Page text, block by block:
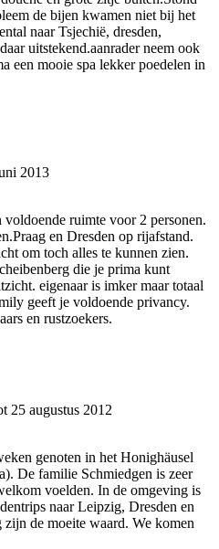
de bijen kwamen niet bij het
naar Tsjechië, dresden,
uitstekend.aanrader neem ook
een mooie spa lekker poedelen in
2013
ruimte voor 2 personen.
en Dresden op rijafstand.
om toch alles te kunnen zien.
die je prima kunt
eigenaar is imker maar totaal
geeft je voldoende privancy.
en rustzoekers.
25 augustus 2012
genoten in het Honighäusel
De familie Schmiedgen is zeer
voelden. In de omgeving is
naar Leipzig, Dresden en
de moeite waard. We komen